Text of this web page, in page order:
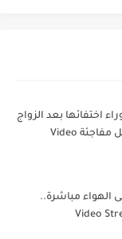
اختفائها بعد الزواج
في أحدث ظهور لها: تفاصيل مفاجئة Video
الهواء مباشرة..